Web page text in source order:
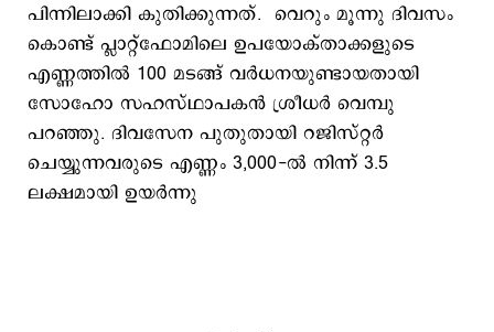
പിന്നിലാക്കി കുതിക്കുന്നത്. വെറും മൂന്നു ദിവസം
കൊണ്ട് പ്ലാറ്റ്‌ഫോമിലെ ഉപയോക്താക്കളുടെ
എണ്ണത്തിൽ 100 മടങ്ങ് വർധനയുണ്ടായതായി
സോഹോ സഹസ്ഥാപകൻ ശ്രീധർ വെമ്പു
പറഞ്ഞു. ദിവസേന പുതുതായി റജിസ്റ്റർ
ചെയ്യുന്നവരുടെ എണ്ണം 3,000-ൽ നിന്ന് 3.5
ലക്ഷമായി ഉയർന്നു